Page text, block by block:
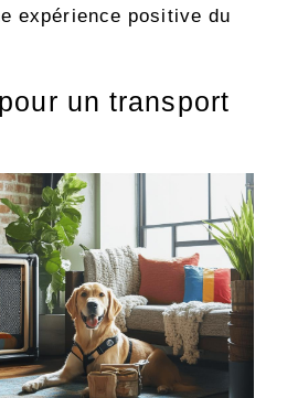
expérience positive du
un transport